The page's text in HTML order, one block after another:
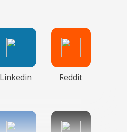
Linkedin Reddit